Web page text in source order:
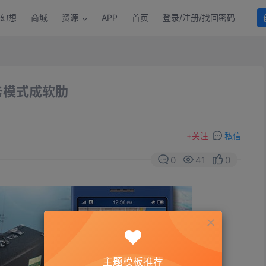
幻想 商城 资源 APP 首页 登录/注册/找回密码
式成软肋
+关注 私信
0 41 0
主题模板推荐